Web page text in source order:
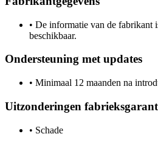
• De informatie van de fabrikant
beschikbaar.
Ondersteuning met updates
• Minimaal 12 maanden na
Uitzonderingen
• Schade